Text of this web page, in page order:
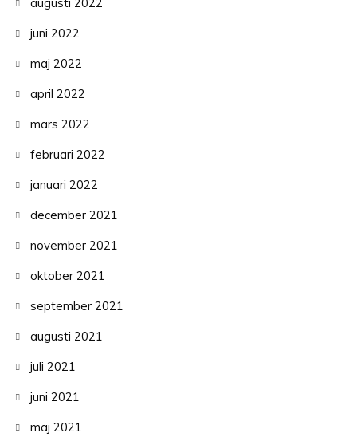
juni 2022
maj 2022
april 2022
mars 2022
februari 2022
januari 2022
december 2021
november 2021
oktober 2021
september 2021
augusti 2021
juli 2021
juni 2021
maj 2021